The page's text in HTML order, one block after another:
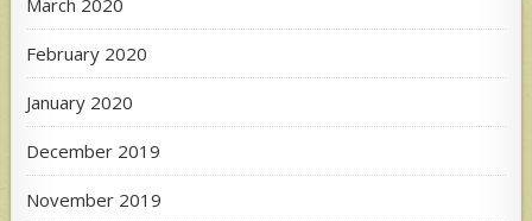
February 2020
January 2020
December 2019
November 2019